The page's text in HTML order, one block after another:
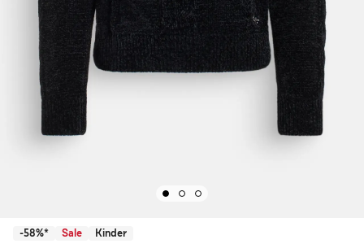
-58%* Sale Kinder